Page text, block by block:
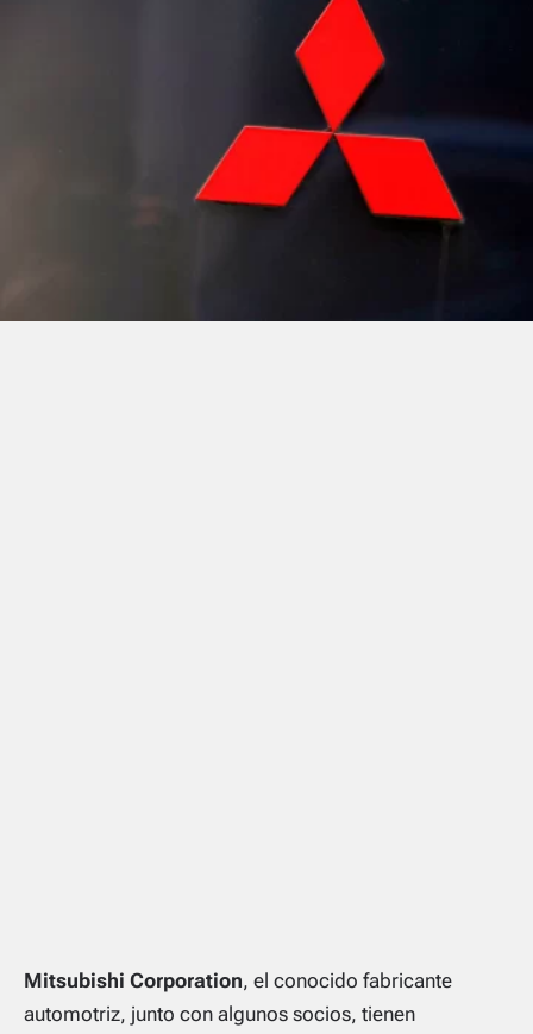
Mitsubishi Corporation, el conocido fabricante
automotriz, junto con algunos socios, tienen